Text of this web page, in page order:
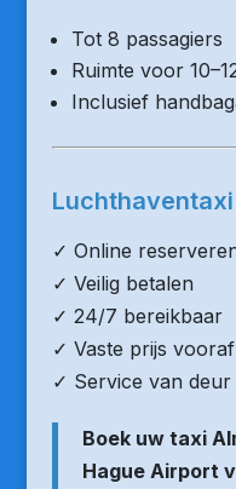
Tot 8 passagiers
Ruimte voor
Inclusief
✓ Online
✓ Veilig betalen
✓ 24/7 bereikbaar
✓ Vaste prijs vooraf
✓ Service van
Boek uw taxi
Hague Airport